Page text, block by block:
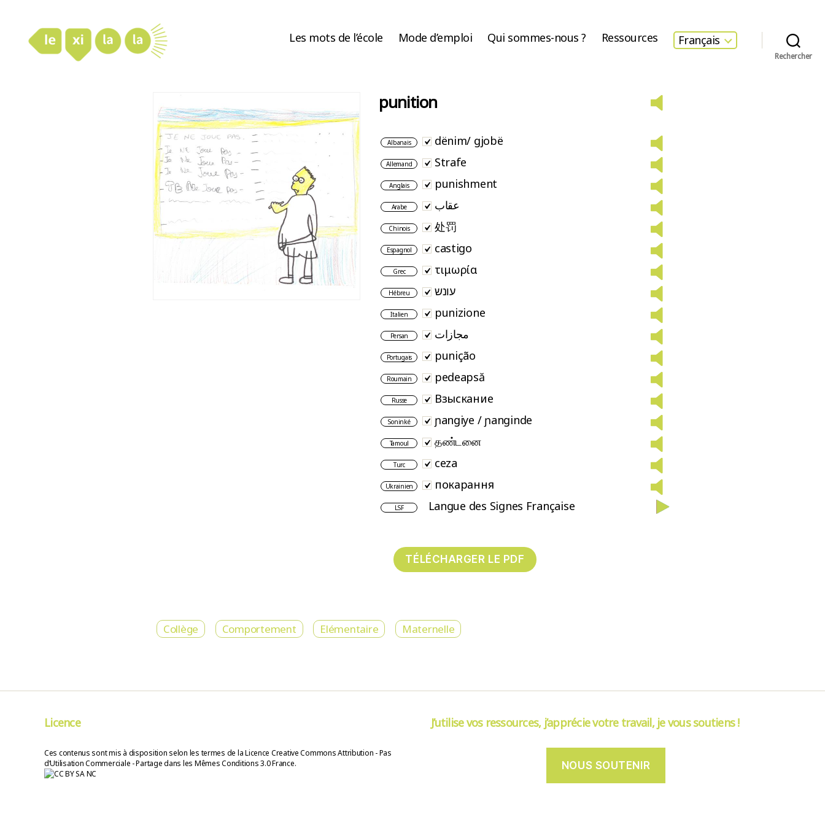
Les mots de l’école Mode d’emploi Qui sommes-nous ? Ressources Français
Rechercher
punition
Albanais dënim/ gjobë
Allemand Strafe
Anglais punishment
Arabe عقاب
Chinois 处罚
Espagnol castigo
Grec τιμωρία
Hébreu עונש
Italien punizione
Persan مجازات
Portugais punição
Roumain pedeapsă
Russe Взыскание
Soninké ɲangiye / ɲanginde
Tamoul தண்டனை
Turc ceza
Ukrainien покарання
LSF Langue des Signes Française
Collège Comportement Elémentaire Maternelle
Licence
Ces contenus sont mis à disposition selon les termes de la Licence Creative Commons Attribution - Pas
d’Utilisation Commerciale - Partage dans les Mêmes Conditions 3.0 France.
J’utilise vos ressources, j’apprécie votre travail, je vous soutiens !
NOUS SOUTENIR